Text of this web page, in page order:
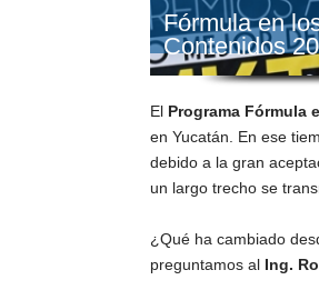
Fórmula en
Contenidos
El Programa Fórmula
en Yucatán. En ese
debido a la gran
un largo trecho se
¿Qué ha cambiado
preguntamos al Ing.